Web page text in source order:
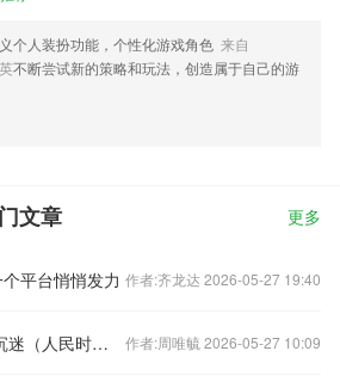
个人装扮功能，个性化游戏角色 来自
不断尝试新的策略和玩法，创造属于自己的游
文章 更多
平台悄悄发力 作者:齐龙达 2026-05-27 19:40
合力防范青少年短视频沉迷（人民时评） 作者:周唯毓 2026-05-27 10:09